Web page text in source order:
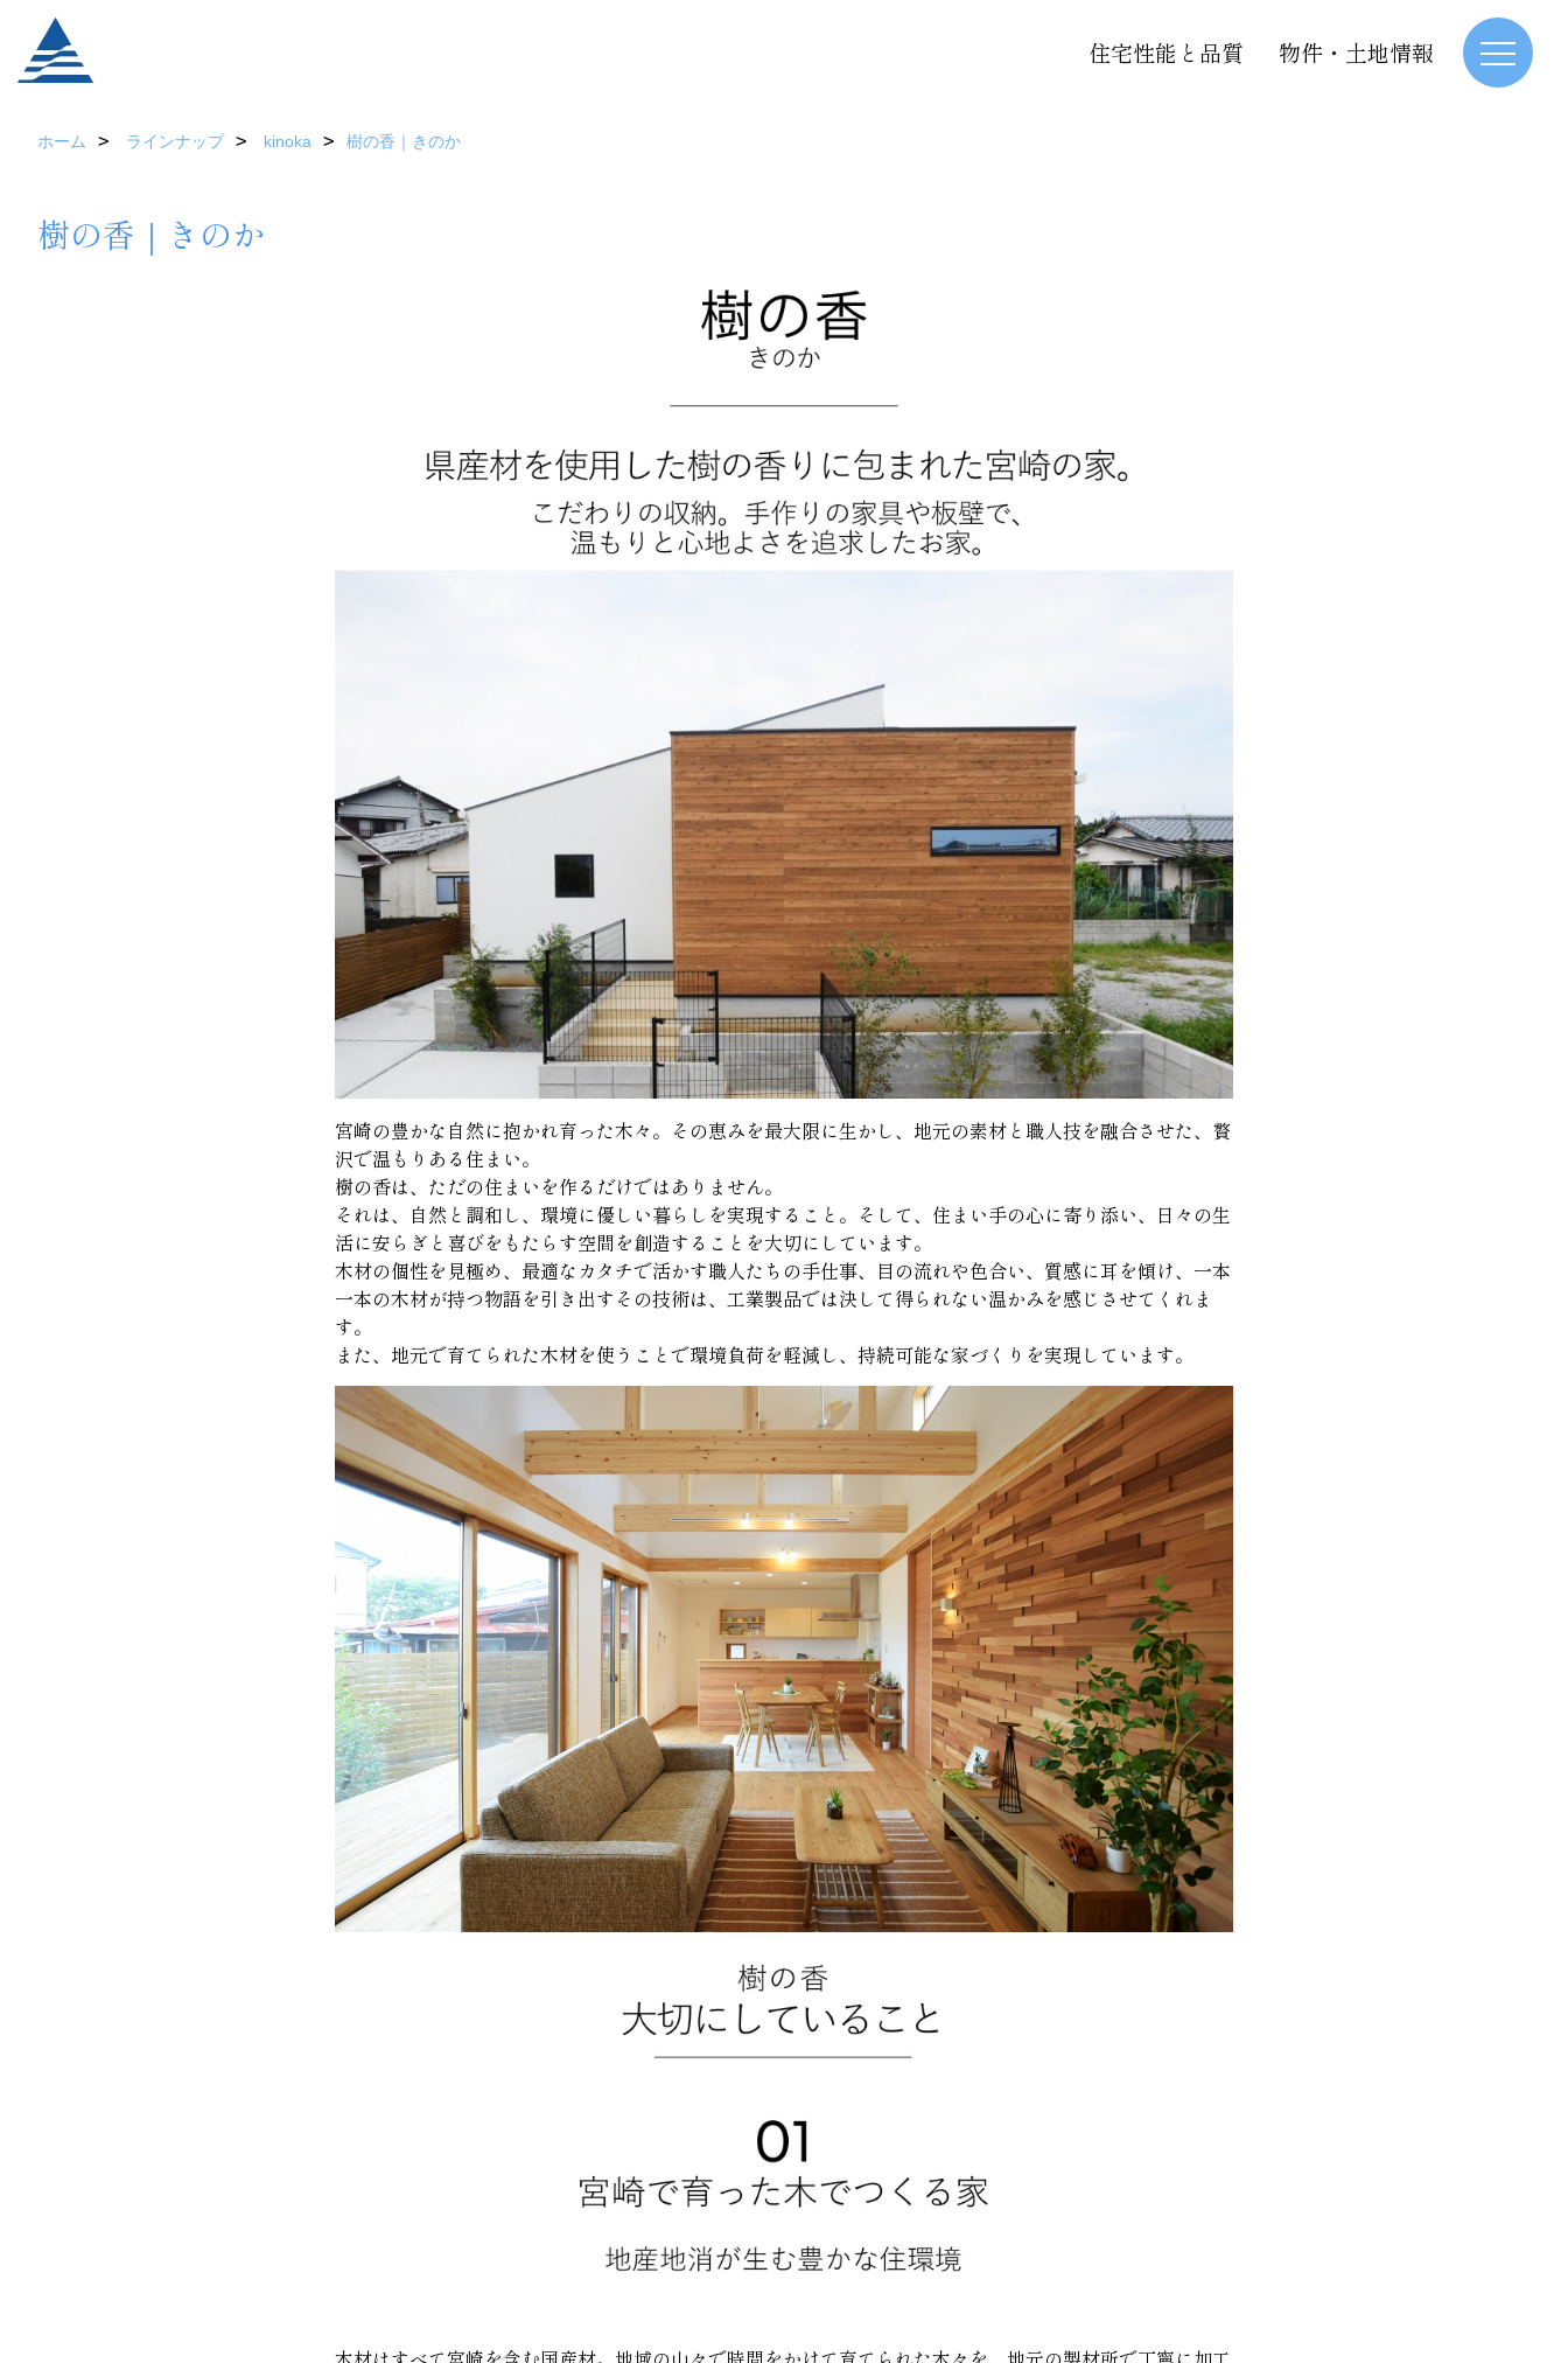
住宅性能と品質 物件・土地情報
ホーム ラインナップ kinoka 樹の香｜きのか
樹の香｜きのか
宮崎の豊かな自然に抱かれ育った木々。その恵みを最大限に生かし、地元の素材と職人技を融合させた、贅
沢で温もりある住まい。
樹の香は、ただの住まいを作るだけではありません。
それは、自然と調和し、環境に優しい暮らしを実現すること。そして、住まい手の心に寄り添い、日々の生
活に安らぎと喜びをもたらす空間を創造することを大切にしています。
木材の個性を見極め、最適なカタチで活かす職人たちの手仕事、目の流れや色合い、質感に耳を傾け、一本
一本の木材が持つ物語を引き出すその技術は、工業製品では決して得られない温かみを感じさせてくれま
す。
また、地元で育てられた木材を使うことで環境負荷を軽減し、持続可能な家づくりを実現しています。